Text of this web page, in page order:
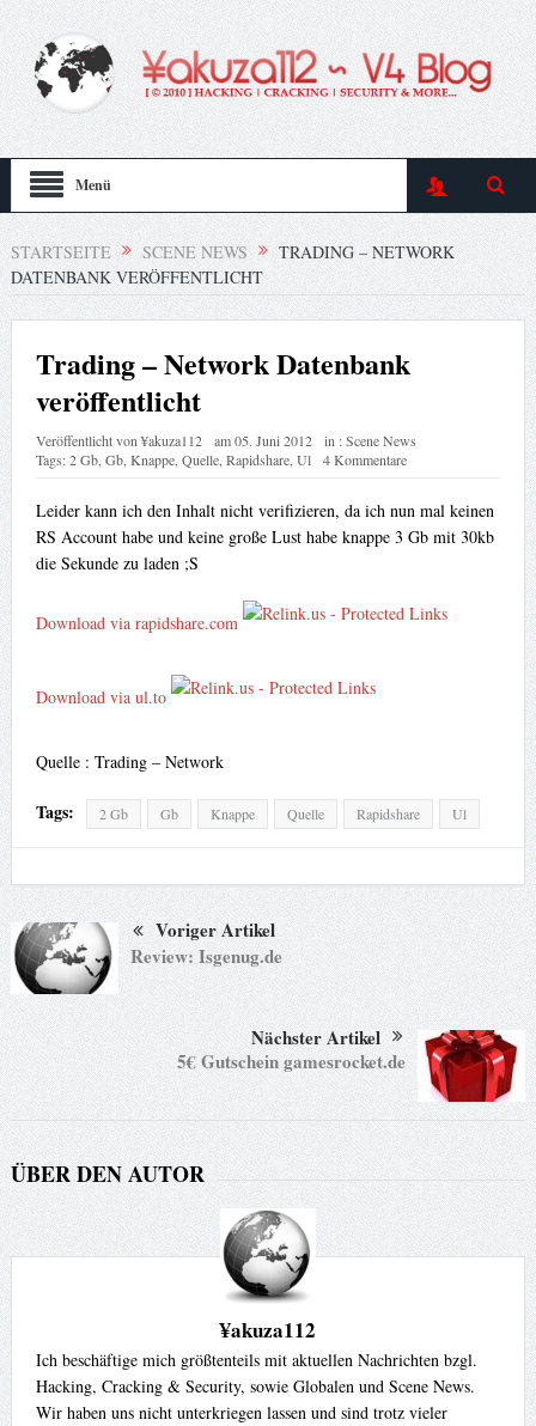
Menü
STARTSEITE SCENE NEWS
TRADING – NETWORK
DATENBANK VERÖFFENTLICHT
Trading – Network Datenbank
veröffentlicht
Veröffentlicht von¥akuza112 am05. Juni 2012 in :Scene News
Tags:2 Gb, Gb, Knappe, Quelle, Rapidshare, Ul 4 Kommentare
Leider kann ich den Inhalt nicht verifizieren, da ich nun mal keinen
RS Account habe und keine große Lust habe knappe 3 Gb mit 30kb
die Sekunde zu laden ;S
Download via rapidshare.com
Download via ul.to
Quelle : Trading – Network
Tags: 2 Gb Gb Knappe Quelle Rapidshare Ul
Voriger Artikel
Review: Isgenug.de
Nächster Artikel
5€ Gutschein gamesrocket.de
ÜBER DEN AUTOR
¥akuza112
Ich beschäftige mich größtenteils mit aktuellen Nachrichten bzgl.
Hacking, Cracking & Security, sowie Globalen und Scene News.
Wir haben uns nicht unterkriegen lassen und sind trotz vieler